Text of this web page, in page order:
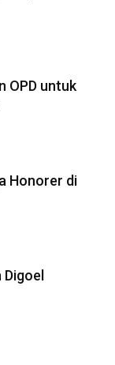
OPD untuk
Honorer di
Digoel